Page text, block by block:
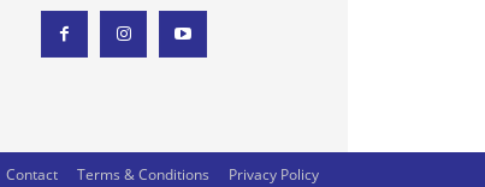
Contact Terms & Conditions Privacy Policy